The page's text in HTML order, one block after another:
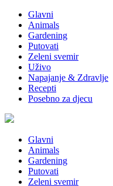
Glavni
Animals
Gardening
Putovati
Zeleni svemir
Uživo
Napajanje & Zdravlje
Recepti
Posebno za djecu
Glavni
Animals
Gardening
Putovati
Zeleni svemir